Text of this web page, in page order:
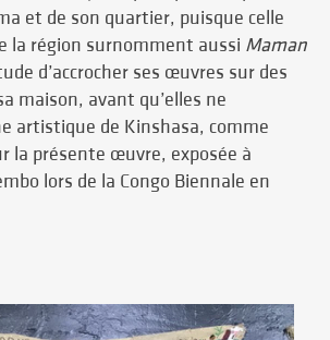
et de son quartier, puisque celle
la région surnomment aussi Maman
d’accrocher ses œuvres sur des
maison, avant qu’elles ne
artistique de Kinshasa, comme
la présente œuvre, exposée à
lors de la Congo Biennale en